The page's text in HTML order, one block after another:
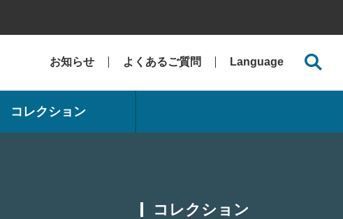
お知らせ よくあるご質問 Language
コレクション
コレクション